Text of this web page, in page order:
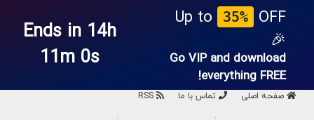
Up to 35%
OFF
🎉
Go VIP and
download everything
FREE!
Ends in 14h
10m 59s